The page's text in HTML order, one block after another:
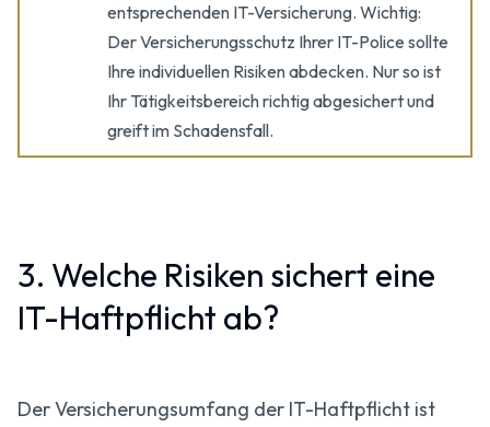
entsprechenden IT-Versicherung. Wichtig:
Der Versicherungsschutz Ihrer IT-Police sollte
Ihre individuellen Risiken abdecken. Nur so ist
Ihr Tätigkeitsbereich richtig abgesichert und
greift im Schadensfall.
3. Welche Risiken sichert eine
IT-Haftpflicht ab?
Der Versicherungsumfang der IT-Haftpflicht ist